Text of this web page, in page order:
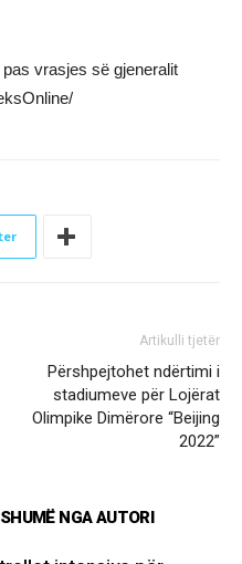
vrasjes së gjeneralit
Artikulli tjetër
Përshpejtohet ndërtimi i
stadiumeve për Lojërat
Olimpike Dimërore “Beijing
2022”
NGA AUTORI